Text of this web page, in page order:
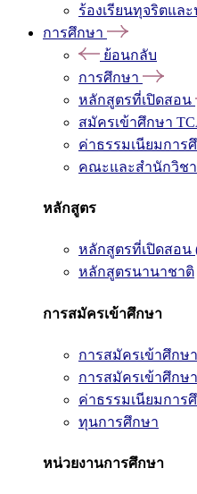
ร้องเรียนทุจริตแล
การศึกษา
ย้อนกลับ
การศึกษา
หลักสูตรที่เปิดสอน
สมัครเข้าศึกษา
ค่าธรรมเนียมการ
คณะและสำนักวิชา
หลักสูตร
หลักสูตรที่เปิดสอน
หลักสูตรนานาชาติ
การสมัครเข้าศึกษา
การสมัครเข้าศึก
การสมัครเข้าศึก
ค่าธรรมเนียมการ
ทุนการศึกษา
หน่วยงานการศึกษา